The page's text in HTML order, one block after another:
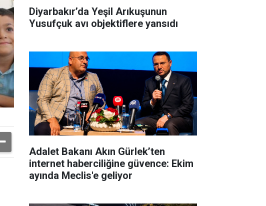
Diyarbakır’da Yeşil Arıkuşunun
Yusufçuk avı objektiflere yansıdı
Adalet Bakanı Akın Gürlek’ten
internet haberciliğine güvence: Ekim
ayında Meclis'e geliyor